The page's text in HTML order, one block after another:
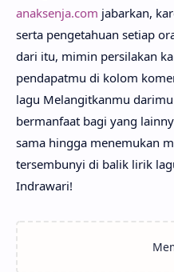
anaksenja.com jabarkan,
serta pengetahuan setiap
dari itu, mimin persilakan
pendapatmu di kolom
lagu Melangitkanmu
bermanfaat bagi yang
sama hingga menemukan
tersembunyi di balik lirik
Indrawari!